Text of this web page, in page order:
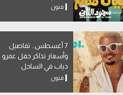
فنون
7 أغسطس.. تفاصيل
وأسعار تذاكر حفل عمرو
دياب في الساحل
فنون